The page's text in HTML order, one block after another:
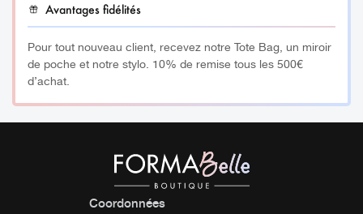
Type de peau∙ Tous types de peaux, même les plus
sensibles
Parfum∙ Rose Framboise
Composition
végan
Packaging∙ Stick en plastique recyclé rechargeable
Durée d’utilisation∙ 2 mois environ – 2x50gr
Durée d’utilisation Recharge∙ 2 mois environ – 85ml
Avantages fidélités
Pour tout nouveau client, recevez notre Tote Bag, un miroir
de poche et notre stylo. 10% de remise tous les 500€
d’achat.
Coordonnées